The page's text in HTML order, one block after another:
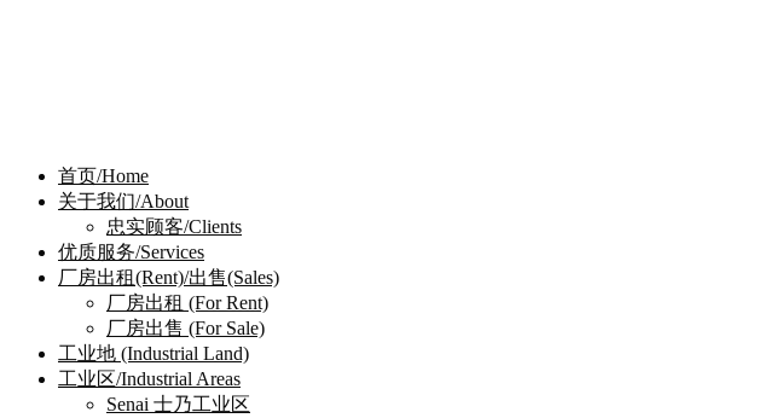
首页/Home
关于我们/About
忠实顾客/Clients
优质服务/Services
厂房出租(Rent)/出售(Sales)
厂房出租 (For Rent)
厂房出售 (For Sale)
工业地 (Industrial Land)
工业区/Industrial Areas
Senai 士乃工业区